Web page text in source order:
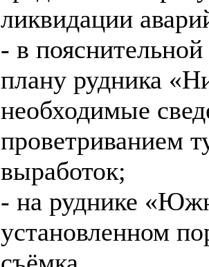
ликвидации
- в
плану рудника
необходимые
проветриванием
выработок;
- на руднике
установленном